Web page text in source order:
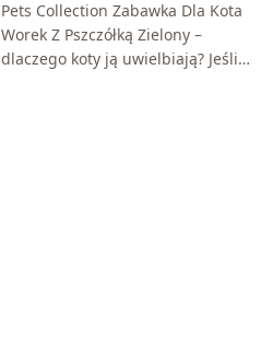
Pszczółką Zielony
Pets Collection Zabawka Dla Kota
Worek Z Pszczółką Zielony –
dlaczego koty ją uwielbiają? Jeśli